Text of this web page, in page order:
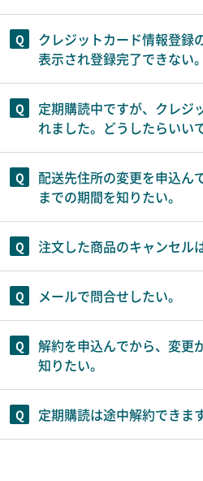
クレジットカード情報登録
表示され登録完了できない。
定期購読中ですが、クレジ
れました。どうしたらいい
配送先住所の変更を申込ん
までの期間を知りたい。
注文した商品のキャンセル
メールで問合せしたい。
解約を申込んでから、変更
知りたい。
定期購読は途中解約できま